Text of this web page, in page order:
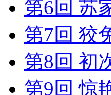
第6回 苏
第7回 狡
第8回 初
第9回 惊